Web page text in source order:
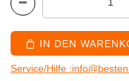
IN DEN
Service/Hilfe